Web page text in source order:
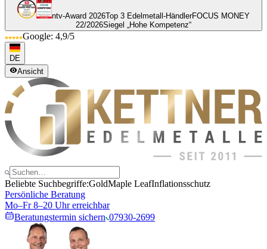
ntv-Award 2026Top 3 Edelmetall-HändlerFOCUS MONEY
22/2026Siegel „Hohe Kompetenz“
Google: 4,9/5
DE
Ansicht
Beliebte Suchbegriffe:GoldMaple LeafInflationsschutz
Persönliche Beratung
Mo–Fr 8–20 Uhr erreichbar
Beratungstermin sichern 07930-2699